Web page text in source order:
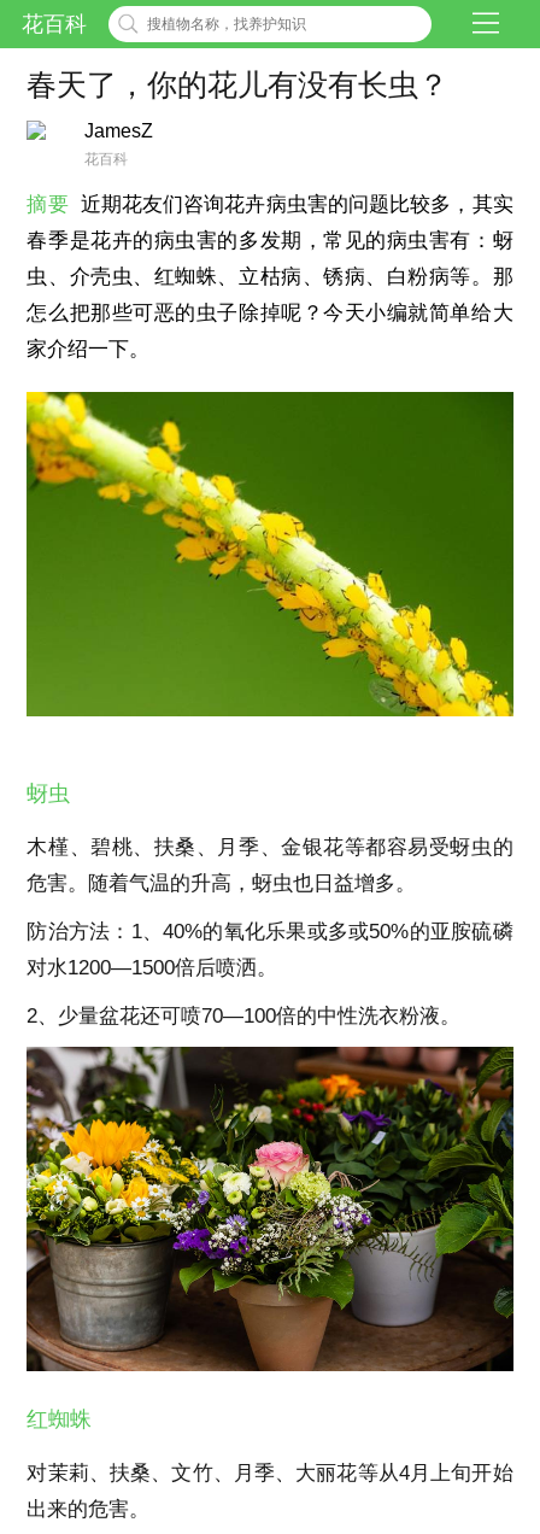
花百科
春天了，你的花儿有没有长虫？
JamesZ
花百科
摘要 近期花友们咨询花卉病虫害的问题比较多，其实
春季是花卉的病虫害的多发期，常见的病虫害有：蚜
虫、介壳虫、红蜘蛛、立枯病、锈病、白粉病等。那
怎么把那些可恶的虫子除掉呢？今天小编就简单给大
家介绍一下。
蚜虫
木槿、碧桃、扶桑、月季、金银花等都容易受蚜虫的
危害。随着气温的升高，蚜虫也日益增多。
防治方法：1、40%的氧化乐果或多或50%的亚胺硫磷
对水1200—1500倍后喷洒。
2、少量盆花还可喷70—100倍的中性洗衣粉液。
红蜘蛛
对茉莉、扶桑、文竹、月季、大丽花等从4月上旬开始
出来的危害。